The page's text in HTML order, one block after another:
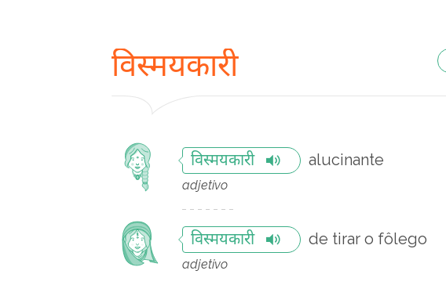
विस्मयकारी
विस्मयकारी alucinante
adjetivo
विस्मयकारी de tirar o fôlego
adjetivo